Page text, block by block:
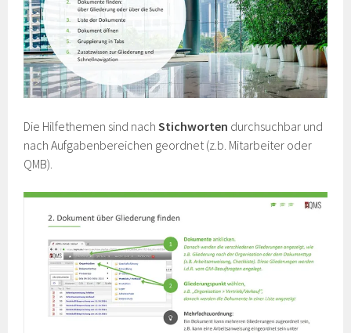
Die Hilfethemen sind nachStichworten durchsuchbar und
nach Aufgabenbereichen geordnet (z.b. Mitarbeiter oder
QMB).